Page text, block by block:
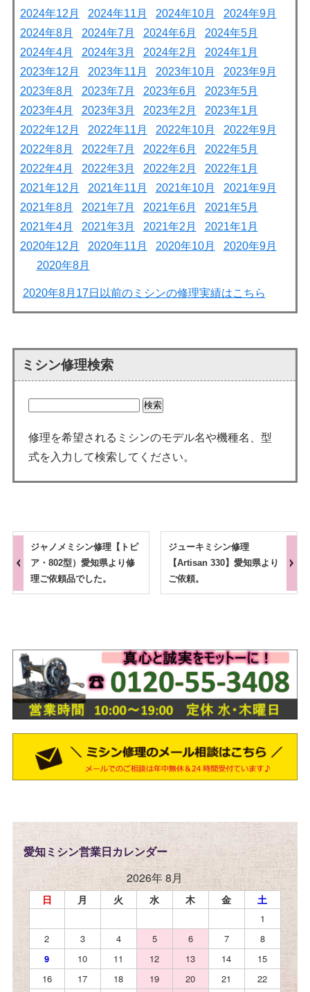
2024年12月 2024年11月 2024年10月
2024年9月
2024年8月
2024年7月 2024年6月
2024年5月
2024年4月
2024年3月 2024年2月
2024年1月
2023年12月
2023年11月 2023年10月
2023年9月
2023年8月
2023年7月 2023年6月
2023年5月
2023年4月
2023年3月 2023年2月
2023年1月
2022年12月
2022年11月 2022年10月
2022年9月
2022年8月
2022年7月 2022年6月
2022年5月
2022年4月
2022年3月 2022年2月
2022年1月
2021年12月
2021年11月 2021年10月
2021年9月
2021年8月
2021年7月 2021年6月
2021年5月
2021年4月
2021年3月 2021年2月
2021年1月
2020年12月
2020年11月 2020年10月
2020年9月
2020年8月
2020年8月17日以前のミシンの修理実績はこちら
ミシン修理検索
修理を希望されるミシンのモデル名や機種名、型
式を入力して検索してください。
ジャノメミシン修理【トピ
ア・802型）愛知県より修
理ご依頼品でした。
ジューキミシン修理
【Artisan 330】愛知県より
ご依頼。
愛知ミシン営業日カレンダー
2026年 8月
日 月 火 水 木 金 土
1
2
3 4 5 6 7
8
9
10 11 12 13 14
15
16
17 18 19 20 21
22